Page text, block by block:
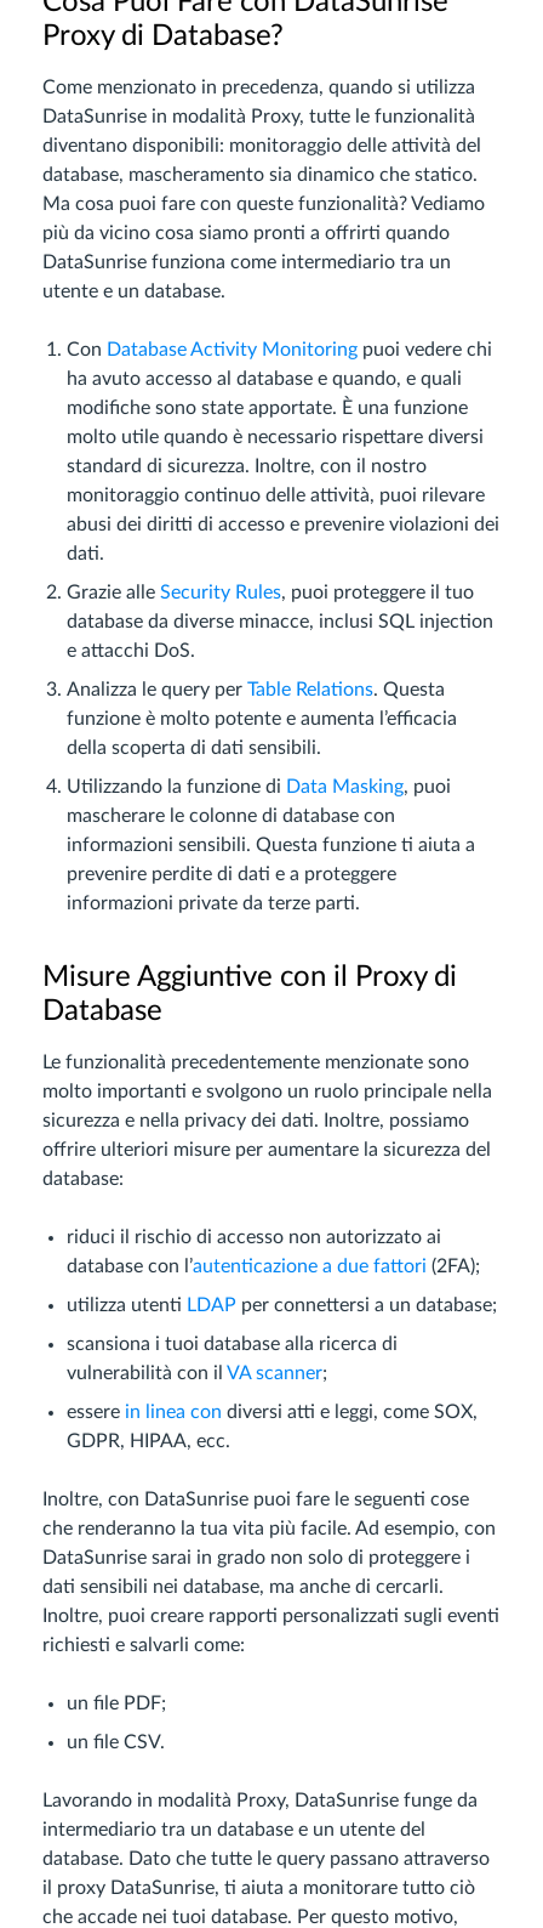
Proxy di Database?
Come menzionato in precedenza, quando si utilizza
DataSunrise in modalità Proxy, tutte le funzionalità
diventano disponibili: monitoraggio delle attività del
database, mascheramento sia dinamico che statico.
Ma cosa puoi fare con queste funzionalità? Vediamo
più da vicino cosa siamo pronti a offrirti quando
DataSunrise funziona come intermediario tra un
utente e un database.
Con Database Activity Monitoring puoi vedere chi
ha avuto accesso al database e quando, e quali
modifiche sono state apportate. È una funzione
molto utile quando è necessario rispettare diversi
standard di sicurezza. Inoltre, con il nostro
monitoraggio continuo delle attività, puoi rilevare
abusi dei diritti di accesso e prevenire violazioni dei
dati.
Grazie alle Security Rules, puoi proteggere il tuo
database da diverse minacce, inclusi SQL injection
e attacchi DoS.
Analizza le query per Table Relations. Questa
funzione è molto potente e aumenta l’efficacia
della scoperta di dati sensibili.
Utilizzando la funzione di Data Masking, puoi
mascherare le colonne di database con
informazioni sensibili. Questa funzione ti aiuta a
prevenire perdite di dati e a proteggere
informazioni private da terze parti.
Misure Aggiuntive con il Proxy di
Database
Le funzionalità precedentemente menzionate sono
molto importanti e svolgono un ruolo principale nella
sicurezza e nella privacy dei dati. Inoltre, possiamo
offrire ulteriori misure per aumentare la sicurezza del
database:
riduci il rischio di accesso non autorizzato ai
database con l’autenticazione a due fattori (2FA);
utilizza utenti LDAP per connettersi a un database;
scansiona i tuoi database alla ricerca di
vulnerabilità con il VA scanner;
essere in linea con diversi atti e leggi, come SOX,
GDPR, HIPAA, ecc.
Inoltre, con DataSunrise puoi fare le seguenti cose
che renderanno la tua vita più facile. Ad esempio, con
DataSunrise sarai in grado non solo di proteggere i
dati sensibili nei database, ma anche di cercarli.
Inoltre, puoi creare rapporti personalizzati sugli eventi
richiesti e salvarli come:
un file PDF;
un file CSV.
Lavorando in modalità Proxy, DataSunrise funge da
intermediario tra un database e un utente del
database. Dato che tutte le query passano attraverso
il proxy DataSunrise, ti aiuta a monitorare tutto ciò
che accade nei tuoi database. Per questo motivo,